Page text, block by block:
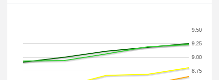
8.75
9.00
9.25
9.50